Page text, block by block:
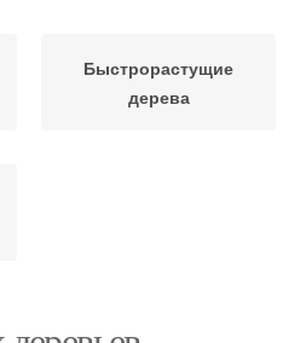
Быстрорастущие
дерева